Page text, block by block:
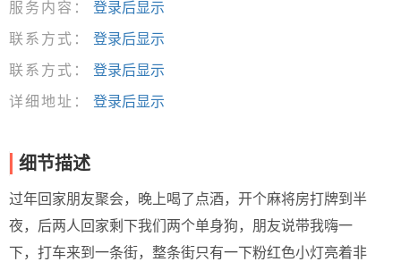
服务内容：
登录后显示
联系方式：
登录后显示
联系方式：
登录后显示
详细地址：
登录后显示
细节描述
过年回家朋友聚会，晚上喝了点酒，开个麻将房打牌到半
夜，后两人回家剩下我们两个单身狗，朋友说带我嗨一
下，打车来到一条街，整条街只有一下粉红色小灯亮着非